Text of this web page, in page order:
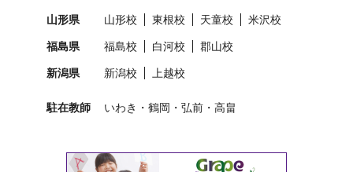
山形県 山形校 東根校 天童校 米沢校
福島県 福島校 白河校 郡山校
新潟県 新潟校 上越校
駐在教師 いわき 鶴岡 弘前 高畠